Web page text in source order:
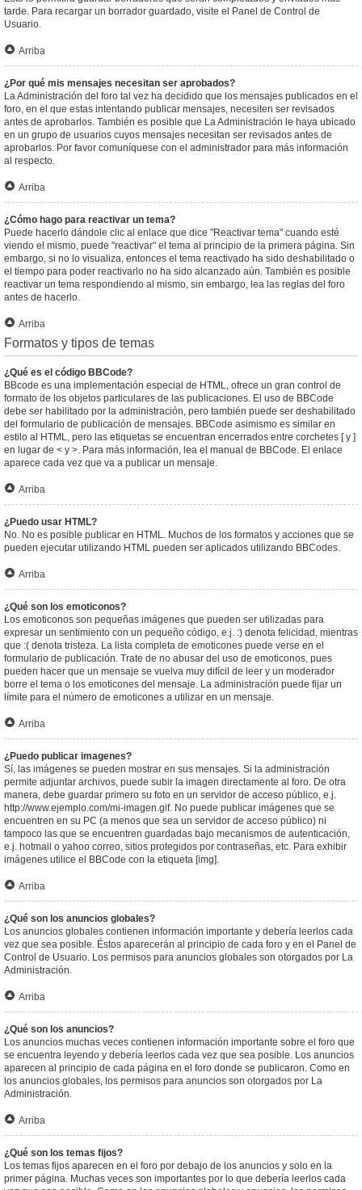
tarde. Para recargar un borrador guardado, visite el Panel de Control de
Usuario.
Arriba
¿Por qué mis mensajes necesitan ser aprobados?
La Administración del foro tal vez ha decidido que los mensajes publicados en el
foro, en el que estas intentando publicar mensajes, necesiten ser revisados
antes de aprobarlos. También es posible que La Administración le haya ubicado
en un grupo de usuarios cuyos mensajes necesitan ser revisados antes de
aprobarlos. Por favor comuníquese con el administrador para más información
al respecto.
Arriba
¿Cómo hago para reactivar un tema?
Puede hacerlo dándole clic al enlace que dice "Reactivar tema" cuando esté
viendo el mismo, puede "reactivar" el tema al principio de la primera página. Sin
embargo, si no lo visualiza, entonces el tema reactivado ha sido deshabilitado o
el tiempo para poder reactivarlo no ha sido alcanzado aún. También es posible
reactivar un tema respondiendo al mismo, sin embargo, lea las reglas del foro
antes de hacerlo.
Arriba
Formatos y tipos de temas
¿Qué es el código BBCode?
BBcode es una implementación especial de HTML, ofrece un gran control de
formato de los objetos particulares de las publicaciones. El uso de BBCode
debe ser habilitado por la administración, pero también puede ser deshabilitado
del formulario de publicación de mensajes. BBCode asimismo es similar en
estilo al HTML, pero las etiquetas se encuentran encerrados entre corchetes [ y ]
en lugar de < y >. Para más información, lea el manual de BBCode. El enlace
aparece cada vez que va a publicar un mensaje.
Arriba
¿Puedo usar HTML?
No. No es posible publicar en HTML. Muchos de los formatos y acciones que se
pueden ejecutar utilizando HTML pueden ser aplicados utilizando BBCodes.
Arriba
¿Qué son los emoticonos?
Los emoticonos son pequeñas imágenes que pueden ser utilizadas para
expresar un sentimiento con un pequeño código, e.j. :) denota felicidad, mientras
que :( denota tristeza. La lista completa de emoticones puede verse en el
formulario de publicación. Trate de no abusar del uso de emoticonos, pues
pueden hacer que un mensaje se vuelva muy difícil de leer y un moderador
borre el tema o los emoticones del mensaje. La administración puede fijar un
límite para el número de emoticones a utilizar en un mensaje.
Arriba
¿Puedo publicar imagenes?
Sí, las imágenes se pueden mostrar en sus mensajes. Si la administración
permite adjuntar archivos, puede subir la imagen directamente al foro. De otra
manera, debe guardar primero su foto en un servidor de acceso público, e.j.
http://www.ejemplo.com/mi-imagen.gif. No puede publicar imágenes que se
encuentren en su PC (a menos que sea un servidor de acceso público) ni
tampoco las que se encuentren guardadas bajo mecanismos de autenticación,
e.j. hotmail o yahoo correo, sitios protegidos por contraseñas, etc. Para exhibir
imágenes utilice el BBCode con la etiqueta [img].
Arriba
¿Qué son los anuncios globales?
Los anuncios globales contienen información importante y debería leerlos cada
vez que sea posible. Éstos aparecerán al principio de cada foro y en el Panel de
Control de Usuario. Los permisos para anuncios globales son otorgados por La
Administración.
Arriba
¿Qué son los anuncios?
Los anuncios muchas veces contienen información importante sobre el foro que
se encuentra leyendo y debería leerlos cada vez que sea posible. Los anuncios
aparecen al principio de cada página en el foro donde se publicaron. Como en
los anuncios globales, los permisos para anuncios son otorgados por La
Administración.
Arriba
¿Qué son los temas fijos?
Los temas fijos aparecen en el foro por debajo de los anuncios y solo en la
primer página. Muchas veces son importantes por lo que debería leerlos cada